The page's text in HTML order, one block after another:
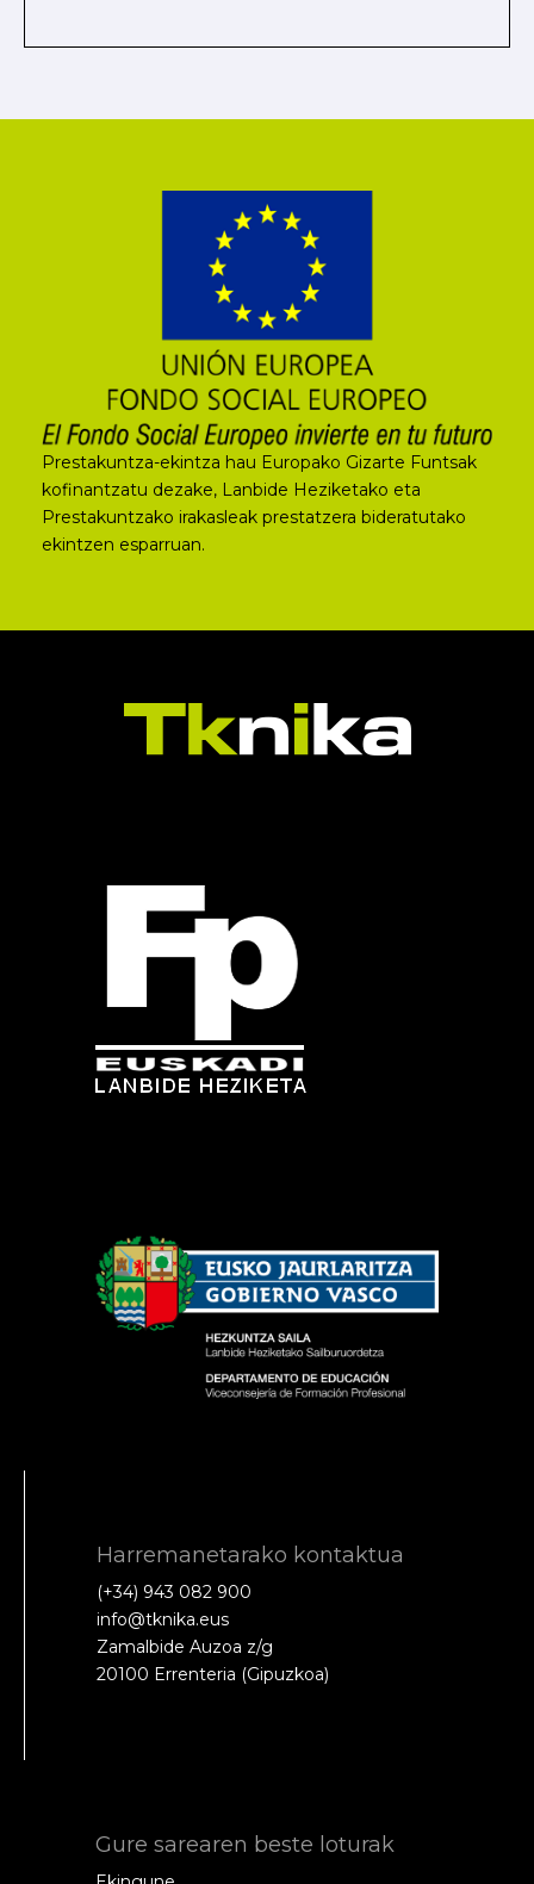
Prestakuntza-ekintza hau Europako Gizarte Funtsak
kofinantzatu dezake, Lanbide Heziketako eta
Prestakuntzako irakasleak prestatzera bideratutako
ekintzen esparruan.
Harremanetarako kontaktua
(+34) 943 082 900
info@tknika.eus
Zamalbide Auzoa z/g
20100 Errenteria (Gipuzkoa)
Gure sarearen beste loturak